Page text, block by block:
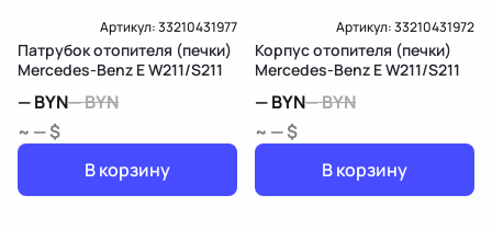
Артикул:33210431977
Патрубок отопителя (печки)
Mercedes-Benz E W211/S211
—BYN—BYN
~ — $
В корзину
Артикул:33210431972
Корпус отопителя (печки)
Mercedes-Benz E W211/S211
—BYN—BYN
~ — $
В корзину